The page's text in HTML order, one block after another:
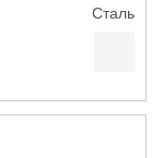
Сталь